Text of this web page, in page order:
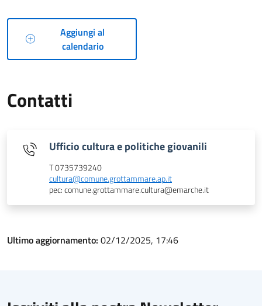
Aggiungi al
calendario
Contatti
Ufficio cultura e politiche giovanili
T 0735739240
cultura@comune.grottammare.ap.it
pec: comune.grottammare.cultura@emarche.it
Ultimo aggiornamento: 02/12/2025, 17:46